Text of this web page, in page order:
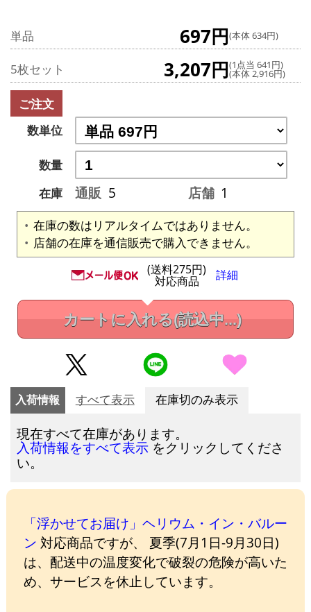
単品 697円(本体 634円)
5枚セット 3,207円(1点当 641円)
(本体 2,916円)
ご注文
数単位
数量
在庫
通販 5 店舗 1
在庫の数はリアルタイムではありません。
店舗の在庫を通信販売で購入できません。
(送料275円)
対応商品 詳細
カートに入れる(読込中...)
入荷情報 すべて表示 在庫切のみ表示
現在すべて在庫があります。
入荷情報をすべて表示 をクリックしてくださ
い。
「浮かせてお届け」ヘリウム・イン・バルー
ン 対応商品ですが、 夏季(7月1日-9月30日)
は、配送中の温度変化で破裂の危険が高いた
め、サービスを休止しています。